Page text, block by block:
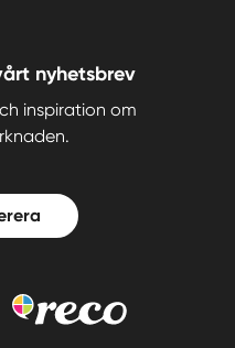
nyhetsbrev
inspiration om